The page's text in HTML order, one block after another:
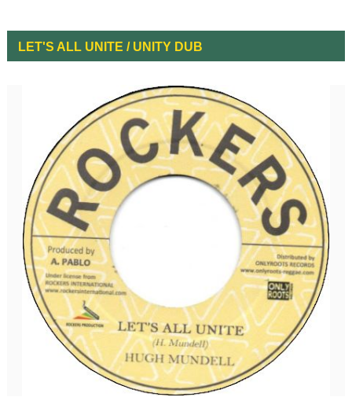
LET'S ALL UNITE / UNITY DUB